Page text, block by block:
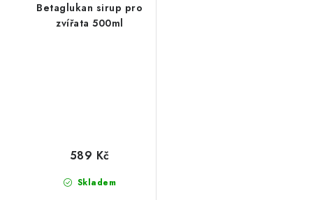
Betaglukan sirup pro
zvířata 500ml
Skladem
589 Kč